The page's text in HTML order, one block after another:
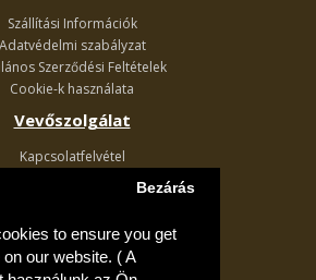
to ensure you get
our website. ( A
Bezárás
Szállítási Információk
Adatvédelmi szabályzat
Szerződési Feltételek
Cookie-k használata
Vevőszolgálat
Kapcsolatfelvétel
Akciós ajánlatok